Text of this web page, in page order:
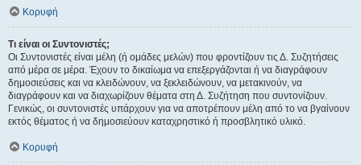
Κορυφή
Τι είναι οι Συντονιστές;
Οι Συντονιστές είναι μέλη (ή ομάδες μελών) που φροντίζουν τις Δ. Συζητήσεις
από μέρα σε μέρα. Έχουν το δικαίωμα να επεξεργάζονται ή να διαγράφουν
δημοσιεύσεις και να κλειδώνουν, να ξεκλειδώνουν, να μετακινούν, να
διαγράφουν και να διαχωρίζουν θέματα στη Δ. Συζήτηση που συντονίζουν.
Γενικώς, οι συντονιστές υπάρχουν για να αποτρέπουν μέλη από το να βγαίνουν
εκτός θέματος ή να δημοσιεύουν καταχρηστικό ή προσβλητικό υλικό.
Κορυφή